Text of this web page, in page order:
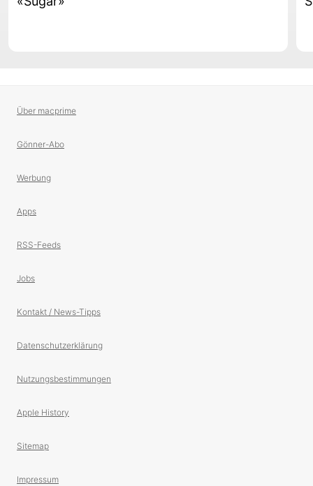
Über macprime
Gönner-Abo
Werbung
Apps
RSS-Feeds
Jobs
Kontakt / News-Tipps
Datenschutzerklärung
Nutzungsbestimmungen
Apple History
Sitemap
Impressum